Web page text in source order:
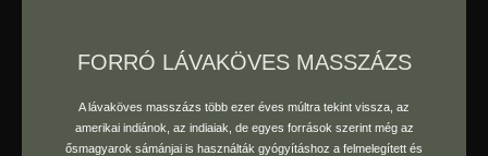
FORRÓ LÁVAKÖVES MASSZÁZS
A lávaköves masszázs több ezer éves múltra tekint vissza, az
amerikai indiánok, az indiaiak, de egyes források szerint még az
ősmagyarok sámánjai is használták gyógyításhoz a felmelegített és
foglaljon időpontot